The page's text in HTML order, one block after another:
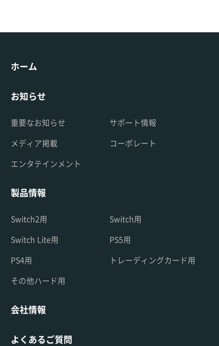
ホーム
お知らせ
重要なお知らせ
サポート情報
メディア掲載
コーポレート
エンタテインメント
製品情報
Switch2用
Switch用
Switch Lite用
PS5用
PS4用
トレーディングカード用
その他ハード用
会社情報
よくあるご質問